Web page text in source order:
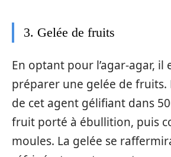
3. Gelée de fruits
En optant pour l’agar-agar, il
préparer une gelée de fruits.
de cet agent gélifiant dans
fruit porté à ébullition, puis
moules. La gelée se